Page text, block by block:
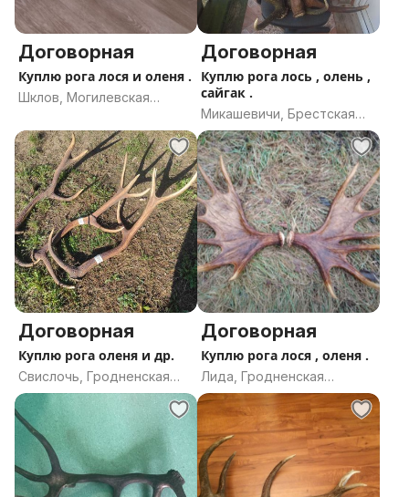
Договорная
Куплю рога лося и оленя .
Шклов, Могилевская
Договорная
Куплю рога лось , олень ,
сайгак .
Микашевичи, Брестская
область
Договорная
Куплю рога оленя и др.
Свислочь, Гродненская
область
Договорная
Куплю рога лося , оленя .
Лида, Гродненская
область